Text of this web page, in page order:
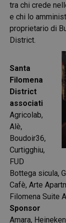
tra chi crede
e chi lo
proprietario di
District.
Santa
Filomena
District
associati
Agricolab,
Alè,
Boudoir36,
Curtigghiu,
FUD
Bottega sicula,
Cafè, Arte
Filomena Suite
Sponsor
Amara,